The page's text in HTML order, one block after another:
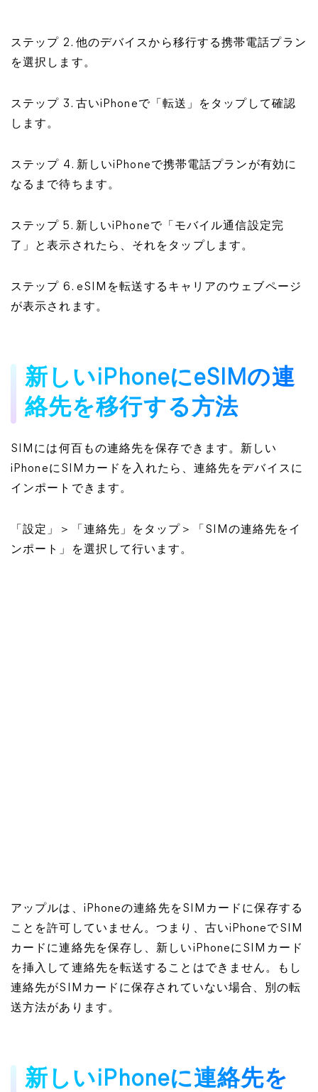
ステップ 2. 他のデバイスから移行する携帯電話プラン
を選択します。
ステップ 3. 古いiPhoneで「転送」をタップして確認
します。
ステップ 4. 新しいiPhoneで携帯電話プランが有効に
なるまで待ちます。
ステップ 5. 新しいiPhoneで「モバイル通信設定完
了」と表示されたら、それをタップします。
ステップ 6. eSIMを転送するキャリアのウェブページ
が表示されます。
新しいiPhoneにeSIMの連
絡先を移行する方法
SIMには何百もの連絡先を保存できます。新しい
iPhoneにSIMカードを入れたら、連絡先をデバイスに
インポートできます。
「設定」＞「連絡先」をタップ＞「SIMの連絡先をイ
ンポート」を選択して行います。
アップルは、iPhoneの連絡先をSIMカードに保存する
ことを許可していません。つまり、古いiPhoneでSIM
カードに連絡先を保存し、新しいiPhoneにSIMカード
を挿入して連絡先を転送することはできません。もし
連絡先がSIMカードに保存されていない場合、別の転
送方法があります。
新しいiPhoneに連絡先を